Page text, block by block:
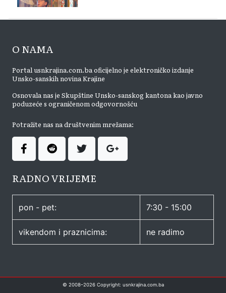
O NAMA
Portal usnkrajina.com.ba oficijelno je elektroničko izdanje
Unsko-sanskih novina Krajine
Osnovala nas je Skupštine Unsko-sanskog kantona kao javno
poduzeće s ograničenom odgovornošću
Potražite nas na društvenim mrežama:
RADNO VRIJEME
pon - pet: 7:30 - 15:00
vikendom i praznicima: ne radimo
© 2008–2026Copyright: usnkrajina.com.ba